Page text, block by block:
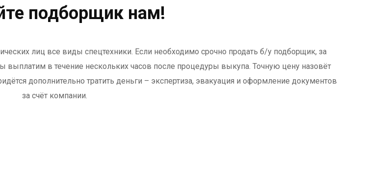
подборщик нам!
лиц все виды спецтехники. Если необходимо срочно продать б/у подборщик, за
выплатим в течение нескольких часов после процедуры выкупа. Точную цену назовёт
дополнительно тратить деньги – экспертиза, эвакуация и оформление документов
за счёт компании.